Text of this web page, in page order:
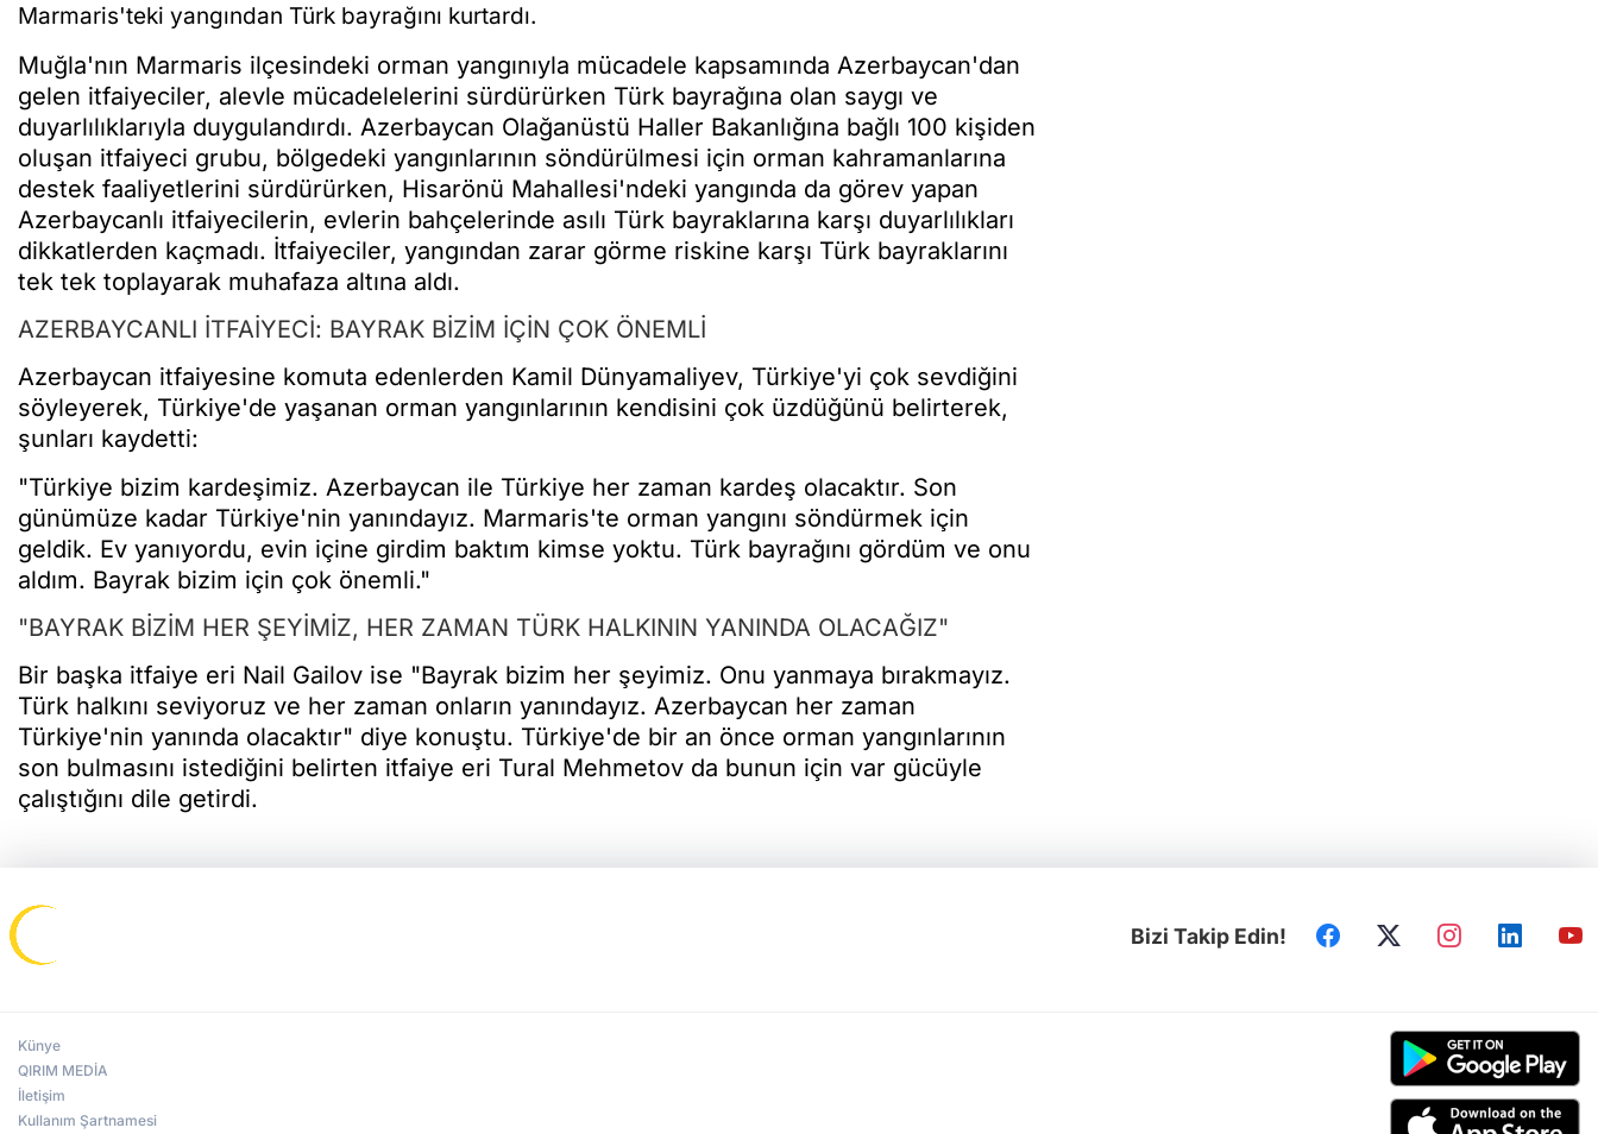
Marmaris'teki yangından Türk bayrağını kurtardı.
Muğla'nın Marmaris ilçesindeki orman yangınıyla mücadele kapsamında Azerbaycan'dan
gelen itfaiyeciler, alevle mücadelelerini sürdürürken Türk bayrağına olan saygı ve
duyarlılıklarıyla duygulandırdı. Azerbaycan Olağanüstü Haller Bakanlığına bağlı 100 kişiden
oluşan itfaiyeci grubu, bölgedeki yangınlarının söndürülmesi için orman kahramanlarına
destek faaliyetlerini sürdürürken, Hisarönü Mahallesi'ndeki yangında da görev yapan
Azerbaycanlı itfaiyecilerin, evlerin bahçelerinde asılı Türk bayraklarına karşı duyarlılıkları
dikkatlerden kaçmadı. İtfaiyeciler, yangından zarar görme riskine karşı Türk bayraklarını
tek tek toplayarak muhafaza altına aldı.
AZERBAYCANLI İTFAİYECİ: BAYRAK BİZİM İÇİN ÇOK ÖNEMLİ
Azerbaycan itfaiyesine komuta edenlerden Kamil Dünyamaliyev, Türkiye'yi çok sevdiğini
söyleyerek, Türkiye'de yaşanan orman yangınlarının kendisini çok üzdüğünü belirterek,
şunları kaydetti:
"Türkiye bizim kardeşimiz. Azerbaycan ile Türkiye her zaman kardeş olacaktır. Son
günümüze kadar Türkiye'nin yanındayız. Marmaris'te orman yangını söndürmek için
geldik. Ev yanıyordu, evin içine girdim baktım kimse yoktu. Türk bayrağını gördüm ve onu
aldım. Bayrak bizim için çok önemli."
"BAYRAK BİZİM HER ŞEYİMİZ, HER ZAMAN TÜRK HALKININ YANINDA OLACAĞIZ"
Bir başka itfaiye eri Nail Gailov ise "Bayrak bizim her şeyimiz. Onu yanmaya bırakmayız.
Türk halkını seviyoruz ve her zaman onların yanındayız. Azerbaycan her zaman
Türkiye'nin yanında olacaktır" diye konuştu. Türkiye'de bir an önce orman yangınlarının
son bulmasını istediğini belirten itfaiye eri Tural Mehmetov da bunun için var gücüyle
çalıştığını dile getirdi.
Bizi Takip Edin!
Künye
QIRIM MEDİA
İletişim
Kullanım Şartnamesi